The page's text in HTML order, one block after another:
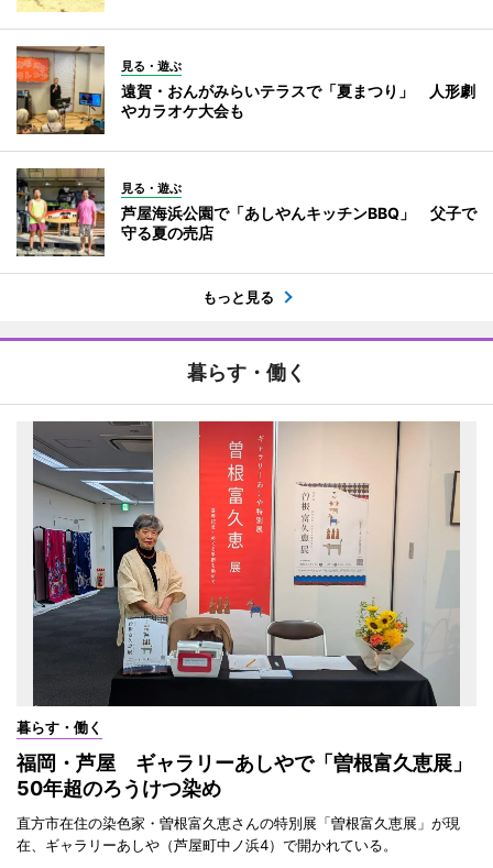
見る・遊ぶ
遠賀・おんがみらいテラスで「夏まつり」 人形劇
やカラオケ大会も
見る・遊ぶ
芦屋海浜公園で「あしやんキッチンBBQ」 父子で
守る夏の売店
もっと見る
暮らす・働く
暮らす・働く
福岡・芦屋 ギャラリーあしやで「曽根富久恵展」
50年超のろうけつ染め
直方市在住の染色家・曽根富久恵さんの特別展「曽根富久恵展」が現
在、ギャラリーあしや（芦屋町中ノ浜4）で開かれている。